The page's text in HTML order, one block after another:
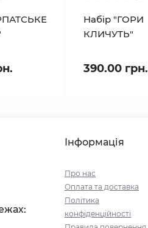
Набір "ГОРИ
КЛИЧУТЬ"
390.00 грн.
Інформація
Про нас
Оплата та доставка
Політика
конфіденційності